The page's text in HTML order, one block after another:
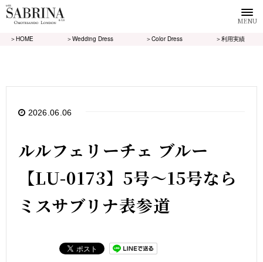
MENU
＞HOME ＞Wedding Dress ＞Color Dress ＞利用実績
2026.06.06
ルルフェリーチェ ブルー
【LU-0173】5号～15号なら
ミスサブリナ表参道